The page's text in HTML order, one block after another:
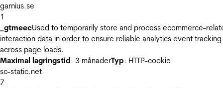
garnius.se
1
_gtmeecUsed to temporarily store and process ecommerce-
interaction data in order to ensure reliable analytics event tracking
across page loads.
Maximal lagringstid: 3 månaderTyp: HTTP-cookie
sc-static.net
7